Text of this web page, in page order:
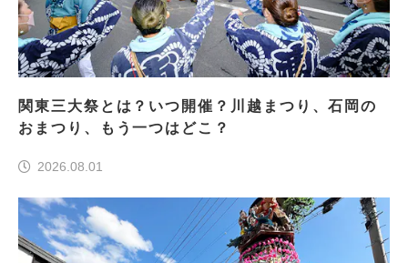
関東三大祭とは？いつ開催？川越まつり、石岡の
おまつり、もう一つはどこ？
2026.08.01